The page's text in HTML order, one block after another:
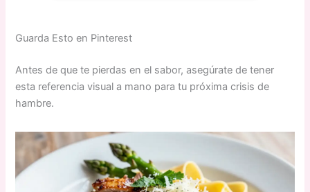
Guarda Esto en Pinterest
Antes de que te pierdas en el sabor, asegúrate de tener
esta referencia visual a mano para tu próxima crisis de
hambre.